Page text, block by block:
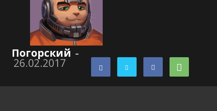
Погорский -
26.02.2017